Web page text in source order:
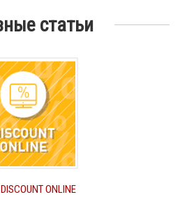
статьи
ONLINE